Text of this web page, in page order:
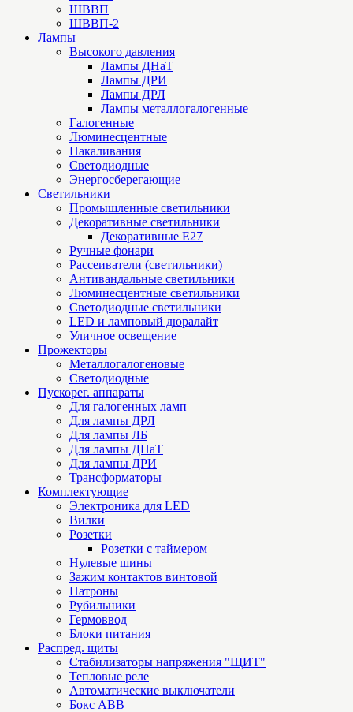
ШВВП
ШВВП-2
Лампы
Высокого давления
Лампы ДНаТ
Лампы ДРИ
Лампы ДРЛ
Лампы металлогалогенные
Галогенные
Люминесцентные
Накаливания
Светодиодные
Энергосберегающие
Светильники
Промышленные светильники
Декоративные светильники
Декоративные Е27
Ручные фонари
Рассеиватели (светильники)
Антивандальные светильники
Люминесцентные светильники
Cветодиодные светильники
LED и ламповый дюралайт
Уличное освещение
Прожекторы
Металлогалогеновые
Светодиодные
Пускорег. аппараты
Для галогенных ламп
Для лампы ДРЛ
Для лампы ЛБ
Для лампы ДНаТ
Для лампы ДРИ
Трансформаторы
Комплектующие
Электроника для LED
Вилки
Розетки
Розетки с таймером
Нулевые шины
Зажим контактов винтовой
Патроны
Рубильники
Гермоввод
Блоки питания
Распред. щиты
Стабилизаторы напряжения "ЩИТ"
Тепловые реле
Автоматические выключатели
Бокс ABB